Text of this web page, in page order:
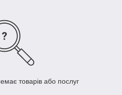
товарів або послуг